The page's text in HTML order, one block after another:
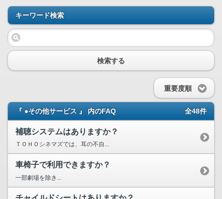
キーワード検索
検索する
重要度順
『 ●その他サービス 』 内のFAQ 全48件
補聴システムはありますか？
ＴＯＨＯシネマズでは、耳の不自...
車椅子で利用できますか？
一部劇場を除き...